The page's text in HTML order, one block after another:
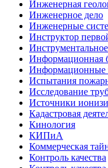
Инженерная
Инженерное дело
Инженерные
Инструктор
Информационная
Информационные
Испытания
Исследование
Источники
Кадастровая
Кинология
КИПиА
Коммерческая
Контроль качества